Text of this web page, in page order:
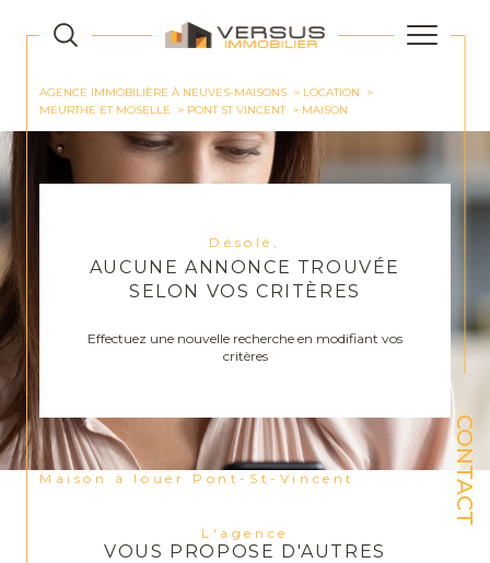
CONTACT
AGENCE IMMOBILIÈRE À NEUVES-MAISONS
LOCATION
MEURTHE ET MOSELLE
PONT ST VINCENT MAISON
Désolé,
AUCUNE ANNONCE TROUVÉE
SELON VOS CRITÈRES
Effectuez une nouvelle recherche en modifiant vos
critères
Maison à louer Pont-St-Vincent
L'agence
VOUS PROPOSE D'AUTRES